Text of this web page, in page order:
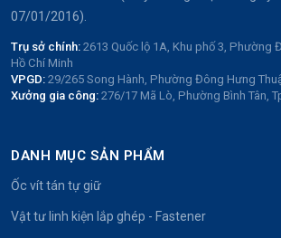
07/01/2016).
Trụ sở chính: 2613 Quốc lộ 1A, Khu phố 3, Phường
Hồ Chí Minh
VPGD: 29/265 Song Hành, Phường Đông Hưng
Xưởng gia công: 276/17 Mã Lò, Phường Bình Tân,
DANH MỤC SẢN PHẨM
Ốc vít tán tự giữ
Vật tư linh kiện lắp ghép - Fastener